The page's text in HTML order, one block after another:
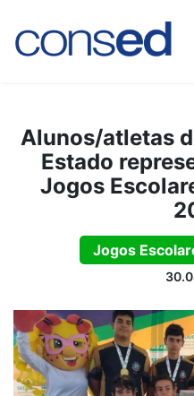
Alunos/atletas
Estado
Jogos
Jogos